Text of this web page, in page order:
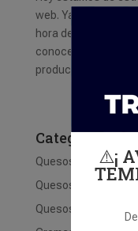
web. Ya llevábamos
hora de
conocer nuestra
productos de un
Categorías
Quesos de Cabra
Quesos de Oveja
Quesos de Mezcla
⚠️¡